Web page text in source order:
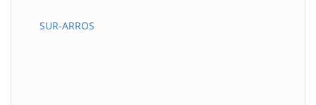
SUR-ARROS